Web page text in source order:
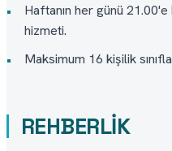
•
Haftanın her günü
hizmeti.
•
Maksimum 16 kişilik
REHBERLİK